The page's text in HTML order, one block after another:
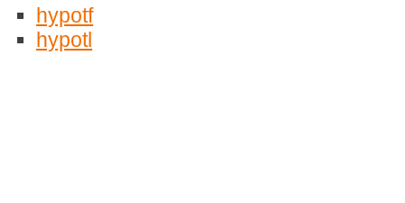
hypotf
hypotl